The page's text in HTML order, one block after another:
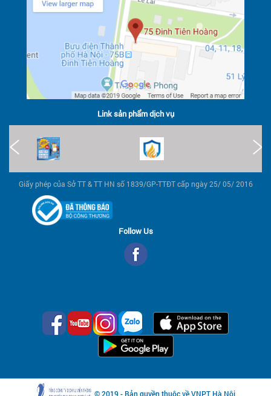
Link sản phẩm dịch vụ
Giấy phép của Sở TT & TT HN số 1839/GP-TTĐT cấp ngày 25/ 05/ 2016
Follow Us
© 2019 - Bản quyền thuộc về VNPT Hà Nội